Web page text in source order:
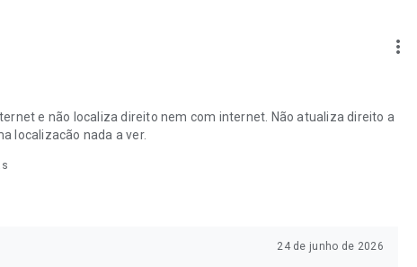
para que possa ser encontrado se for perdido, e utilizado para
a sua localização
de perfil das pessoas com quem partilha a sua localização
de si
de si
more_vert
e não localiza direito nem com internet. Não atualiza direito a
localizacão nada a ver.
24 de junho de 2026